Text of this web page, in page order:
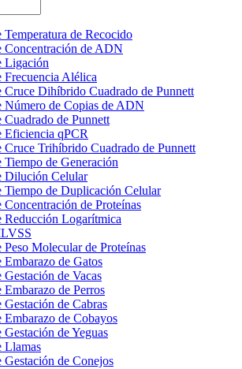
Temperatura de Recocido
Concentración de ADN
Ligación
Frecuencia Alélica
Cruce Dihíbrido Cuadrado de Punnett
Número de Copias de ADN
Cuadrado de Punnett
Eficiencia qPCR
Cruce Trihíbrido Cuadrado de Punnett
Tiempo de Generación
Dilución Celular
Tiempo de Duplicación Celular
Concentración de Proteínas
Reducción Logarítmica
Peso Molecular de Proteínas
Embarazo de Gatos
de Vacas
Embarazo de Perros
de Cabras
Embarazo de Cobayos
de Yeguas
Llamas
Gestación de Conejos